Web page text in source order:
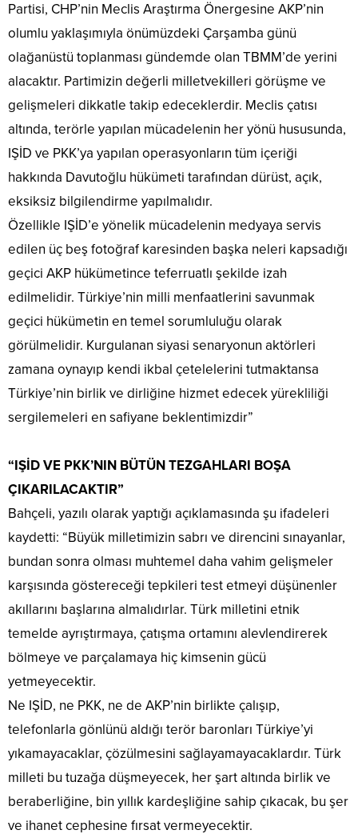
Partisi, CHP’nin Meclis Araştırma Önergesine AKP’nin
olumlu yaklaşımıyla önümüzdeki Çarşamba günü
olağanüstü toplanması gündemde olan TBMM’de yerini
alacaktır. Partimizin değerli milletvekilleri görüşme ve
gelişmeleri dikkatle takip edeceklerdir. Meclis çatısı
altında, terörle yapılan mücadelenin her yönü hususunda,
IŞİD ve PKK’ya yapılan operasyonların tüm içeriği
hakkında Davutoğlu hükümeti tarafından dürüst, açık,
eksiksiz bilgilendirme yapılmalıdır.
Özellikle IŞİD’e yönelik mücadelenin medyaya servis
edilen üç beş fotoğraf karesinden başka neleri kapsadığı
geçici AKP hükümetince teferruatlı şekilde izah
edilmelidir. Türkiye’nin milli menfaatlerini savunmak
geçici hükümetin en temel sorumluluğu olarak
görülmelidir. Kurgulanan siyasi senaryonun aktörleri
zamana oynayıp kendi ikbal çetelelerini tutmaktansa
Türkiye’nin birlik ve dirliğine hizmet edecek yürekliliği
sergilemeleri en safiyane beklentimizdir”
“IŞİD VE PKK’NIN BÜTÜN TEZGAHLARI BOŞA
ÇIKARILACAKTIR”
Bahçeli, yazılı olarak yaptığı açıklamasında şu ifadeleri
kaydetti: “Büyük milletimizin sabrı ve direncini sınayanlar,
bundan sonra olması muhtemel daha vahim gelişmeler
karşısında göstereceği tepkileri test etmeyi düşünenler
akıllarını başlarına almalıdırlar. Türk milletini etnik
temelde ayrıştırmaya, çatışma ortamını alevlendirerek
bölmeye ve parçalamaya hiç kimsenin gücü
yetmeyecektir.
Ne IŞİD, ne PKK, ne de AKP’nin birlikte çalışıp,
telefonlarla gönlünü aldığı terör baronları Türkiye’yi
yıkamayacaklar, çözülmesini sağlayamayacaklardır. Türk
milleti bu tuzağa düşmeyecek, her şart altında birlik ve
beraberliğine, bin yıllık kardeşliğine sahip çıkacak, bu şer
ve ihanet cephesine fırsat vermeyecektir.